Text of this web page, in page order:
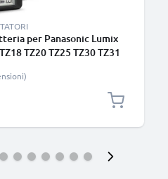
per Panasonic Lumix
TZ20 TZ25 TZ30 TZ31